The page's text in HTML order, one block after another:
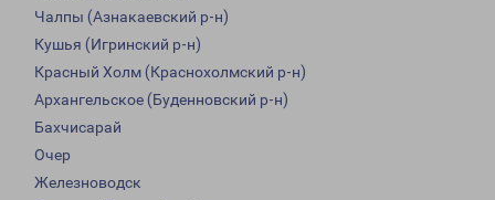
Чалпы (Азнакаевский р-н)
Кушья (Игринский р-н)
Красный Холм (Краснохолмский р-н)
Архангельское (Буденновский р-н)
Бахчисарай
Очер
Железноводск